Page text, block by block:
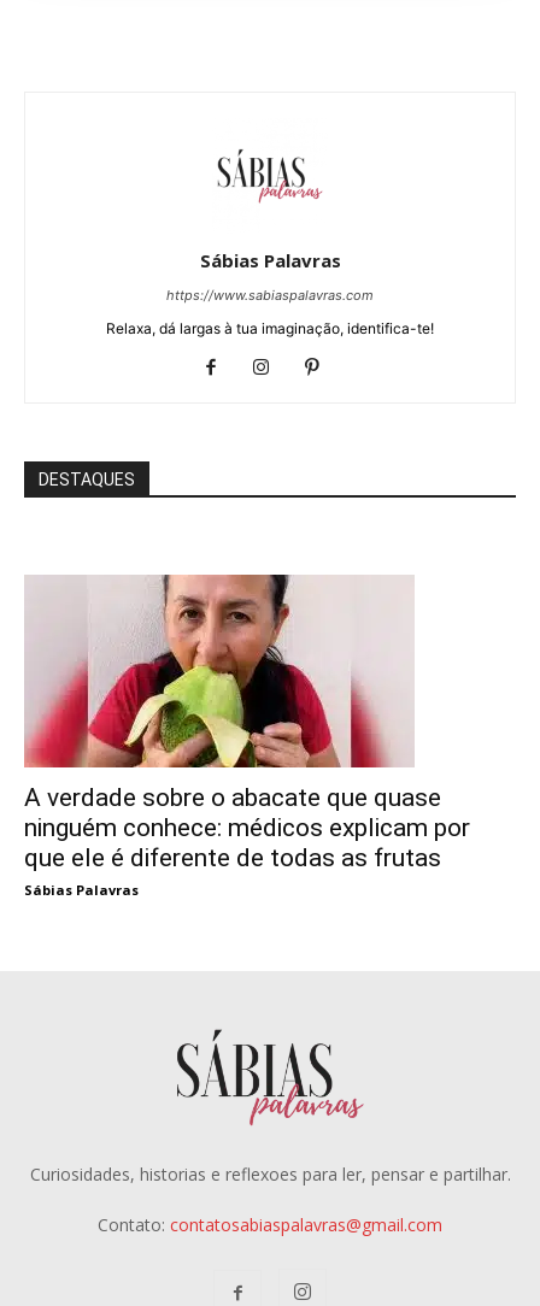
Sábias Palavras
https://www.sabiaspalavras.com
Relaxa, dá largas à tua imaginação, identifica-te!
DESTAQUES
A verdade sobre o abacate que quase
ninguém conhece: médicos explicam por
que ele é diferente de todas as frutas
Sábias Palavras
Curiosidades, historias e reflexoes para ler, pensar e partilhar.
Contato: contatosabiaspalavras@gmail.com